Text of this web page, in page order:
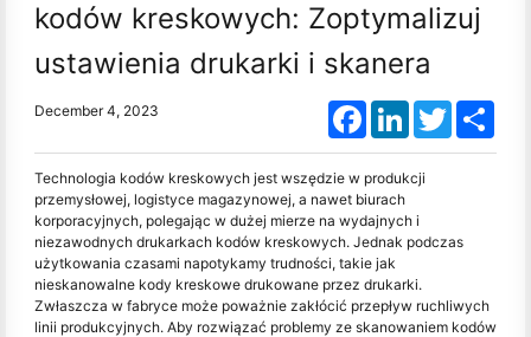
kodów kreskowych: Zoptymalizuj
ustawienia drukarki i skanera
December 4, 2023 FacebookLinkedInTwitter
Technologia kodów kreskowych jest wszędzie w produkcji
przemysłowej, logistyce magazynowej, a nawet biurach
korporacyjnych, polegając w dużej mierze na wydajnych i
niezawodnych drukarkach kodów kreskowych. Jednak podczas
użytkowania czasami napotykamy trudności, takie jak
nieskanowalne kody kreskowe drukowane przez drukarki.
Zwłaszcza w fabryce może poważnie zakłócić przepływ ruchliwych
linii produkcyjnych. Aby rozwiązać problemy ze skanowaniem kodów